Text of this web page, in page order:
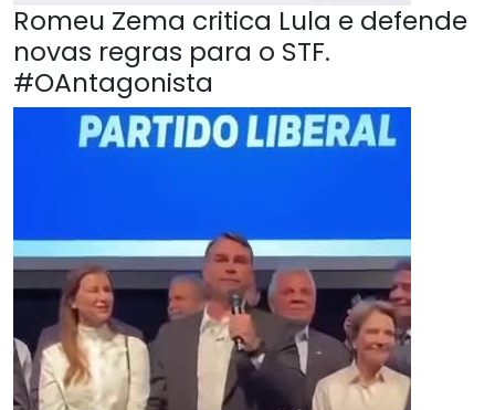
Romeu Zema critica Lula e defende
novas regras para o STF.
#OAntagonista